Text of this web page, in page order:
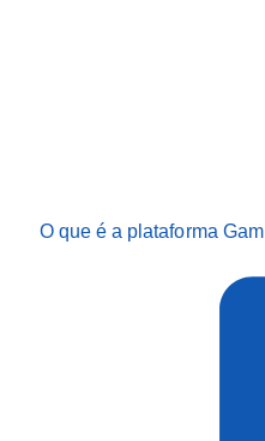
O que é a plataforma